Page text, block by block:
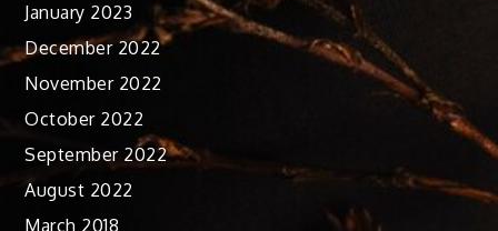
January 2023
December 2022
November 2022
October 2022
September 2022
August 2022
March 2018